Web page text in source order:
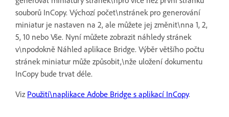
souborů InCopy. Výchozí počet\nstránek pro generování
miniatur je nastaven na 2, ale můžete jej změnit\nna 1, 2,
5, 10 nebo Vše. Nyní můžete zobrazit náhledy stránek
v\npodokně Náhled aplikace Bridge. Výběr většího počtu
stránek miniatur může způsobit,\nže uložení dokumentu
InCopy bude trvat déle.
Viz Použití\naplikace Adobe Bridge s aplikací InCopy.